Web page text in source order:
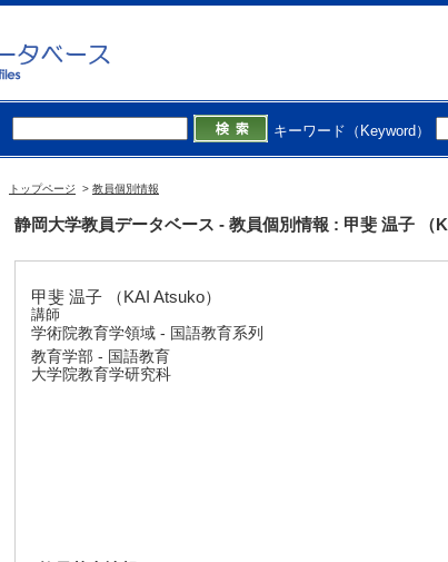
キーワード（Keyword）
トップページ > 教員個別情報
静岡大学教員データベース - 教員個別情報 : 甲斐 温子 （
甲斐 温子 （KAI Atsuko）
講師
学術院教育学領域 - 国語教育系列
教育学部 - 国語教育
大学院教育学研究科